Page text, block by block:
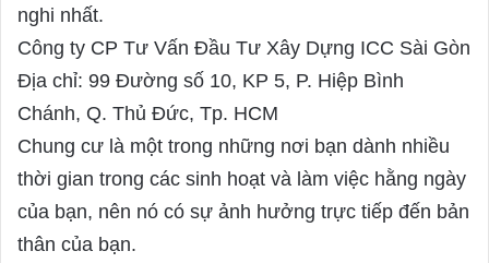
nghi nhất.
Công ty CP Tư Vấn Đầu Tư Xây Dựng ICC Sài Gòn
Địa chỉ: 99 Đường số 10, KP 5, P. Hiệp Bình
Chánh, Q. Thủ Đức, Tp. HCM
Chung cư là một trong những nơi bạn dành nhiều
thời gian trong các sinh hoạt và làm việc hằng ngày
của bạn, nên nó có sự ảnh hưởng trực tiếp đến bản
thân của bạn.